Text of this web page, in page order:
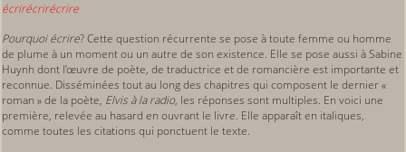
écrirécrirécrire
Pourquoi écrire? Cette question récurrente se pose à toute femme ou homme
de plume à un moment ou un autre de son existence. Elle se pose aussi à Sabine
Huynh dont l’œuvre de poète, de traductrice et de romancière est importante et
reconnue. Disséminées tout au long des chapitres qui composent le dernier «
roman » de la poète, Elvis à la radio, les réponses sont multiples. En voici une
première, relevée au hasard en ouvrant le livre. Elle apparaît en italiques,
comme toutes les citations qui ponctuent le texte.